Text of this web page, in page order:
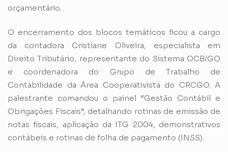
orçamentário.
O encerramento dos blocos temáticos ficou a cargo
da contadora Cristiane Oliveira, especialista em
Direito Tributário, representante do Sistema OCB/GO
e coordenadora do Grupo de Trabalho de
Contabilidade da Área Cooperativista do CRCGO. A
palestrante comandou o painel “Gestão Contábil e
Obrigações Fiscais”, detalhando rotinas de emissão de
notas fiscais, aplicação da ITG 2004, demonstrativos
contábeis e rotinas de folha de pagamento (INSS).